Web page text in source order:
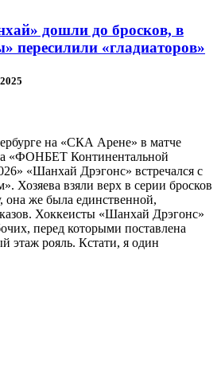
дошли до бросков, в
пересилили «гладиаторов»
на «СКА Арене» в матче
«ФОНБЕТ Континентальной
«Шанхай Дрэгонс» встречался с
Хозяева взяли верх в серии бросков
же была единственной,
Хоккеисты «Шанхай Дрэгонс»
перед которыми поставлена
этаж рояль. Кстати, я один